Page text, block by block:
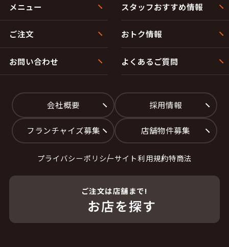
メニュー スタッフおすすめ情報
ご注文 おトク情報
お問い合わせ よくあるご質問
会社概要 採用情報
フランチャイズ募集 店舗物件募集
プライバシーポリシーサイト利用規約特商法
ご注文は店舗まで!
お店を探す